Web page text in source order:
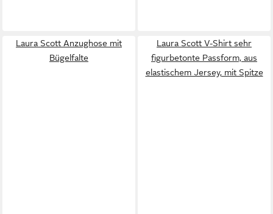
Laura Scott Anzughose mit
Bügelfalte
Laura Scott V-Shirt sehr
figurbetonte Passform, aus
elastischem Jersey, mit Spitze